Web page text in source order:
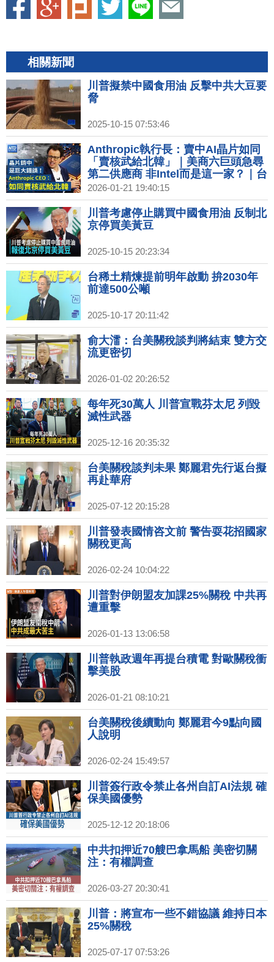
相關新聞
川普擬禁中國食用油 反擊中共大豆要
脅
2025-10-15 07:53:46
Anthropic執行長：賣中AI晶片如同
「賣核武給北韓」｜美商六巨頭急尋
第二供應商 非Intel而是這一家？｜台
灣搶先拿下晶片優惠 李在明：不能比
台灣差｜Netflix營收和獲利雙雙成長
訂閱用戶突破3.25億
2026-01-21 19:40:15
川普考慮停止購買中國食用油 反制北
京停買美黃豆
2025-10-15 20:23:34
台稀土精煉提前明年啟動 拚2030年
前達500公噸
2025-10-17 20:11:42
俞大㵢：台美關稅談判將結束 雙方交
流更密切
2026-01-02 20:26:52
每年死30萬人 川普宣戰芬太尼 列毀
滅性武器
2025-12-16 20:35:32
台美關稅談判未果 鄭麗君先行返台擬
再赴華府
2025-07-12 20:15:28
川普發表國情咨文前 警告耍花招國家
關稅更高
2026-02-24 10:04:22
川普對伊朗盟友加課25%關稅 中共再
遭重擊
2026-01-13 13:06:58
川普執政週年再提台積電 對歐關稅衝
擊美股
2026-01-21 08:10:21
台美關稅後續動向 鄭麗君今9點向國
人說明
2026-02-24 15:49:57
川普簽行政令禁止各州自訂AI法規 確
保美國優勢
2025-12-12 20:18:06
中共扣押近70艘巴拿馬船 美密切關
注：有權調查
2026-03-27 20:30:41
川普：將宣布一些不錯協議 維持日本
25%關稅
2025-07-17 07:53:26